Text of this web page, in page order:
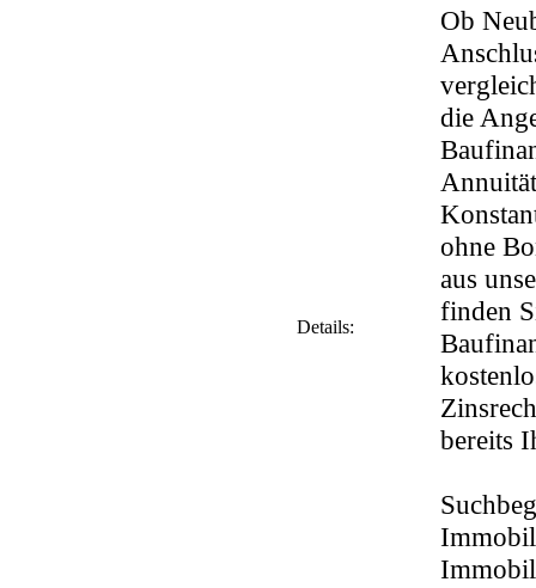
Details:
Ob
die
ohne
aus
finden
bereits